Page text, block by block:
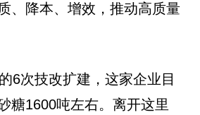
、降本、增效，推动高质量
6次技改扩建，这家企业目
糖1600吨左右。离开这里